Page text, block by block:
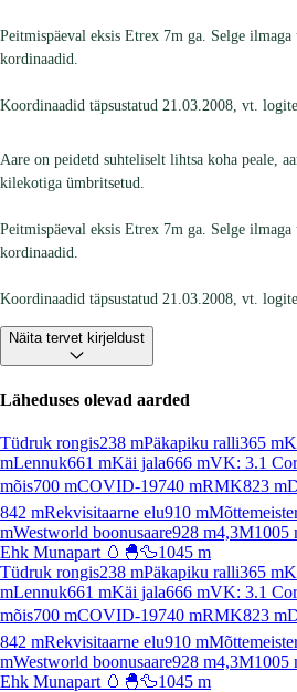
Peitmispäeval eksis Etrex 7m ga. Selge ilmaga
kordinaadid.
Koordinaadid täpsustatud 21.03.2008, vt.
Aare on peidetd suhteliselt lihtsa koha peale,
kilekotiga ümbritsetud.
Peitmispäeval eksis Etrex 7m ga. Selge ilmaga
kordinaadid.
Koordinaadid täpsustatud 21.03.2008, vt.
Näita tervet kirjeldust
Läheduses olevad aarded
Tüdruk rongis238 mPäkapiku ralli365 m
mLennuk661 mKäi jala666 mVK: 3.1
mõis700 mCOVID-19740 mRMK823 m
842 mRekvisitaarne elu910 m
mWestworld boonusaare928 m4,3M1005
Ehk Munapart 🥚🐣🦆1045 m
Tüdruk rongis238 mPäkapiku ralli365 m
mLennuk661 mKäi jala666 mVK: 3.1
mõis700 mCOVID-19740 mRMK823 m
842 mRekvisitaarne elu910 m
mWestworld boonusaare928 m4,3M1005
Ehk Munapart 🥚🐣🦆1045 m